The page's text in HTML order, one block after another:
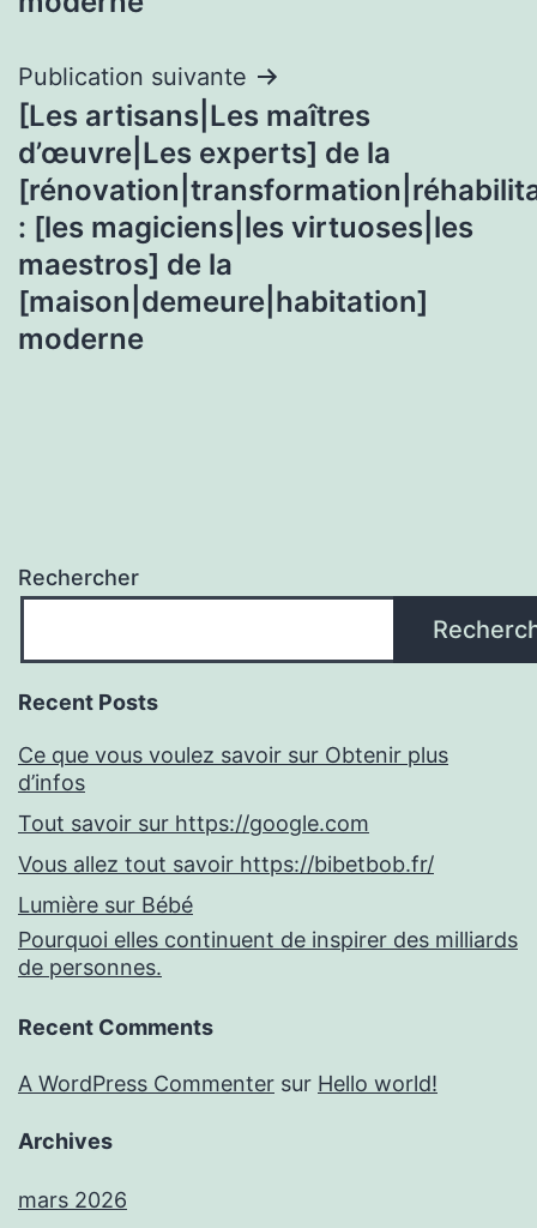
Publication suivante
[Les artisans|Les maîtres
d’œuvre|Les experts] de la
: [les magiciens|les virtuoses|les
maestros] de la
[maison|demeure|habitation]
moderne
Rechercher
Recent Posts
Ce que vous voulez savoir sur Obtenir plus
d’infos
Tout savoir sur https://google.com
Vous allez tout savoir https://bibetbob.fr/
Lumière sur Bébé
Pourquoi elles continuent de inspirer des milliards
de personnes.
Recent Comments
A WordPress Commenter sur Hello world!
Archives
mars 2026